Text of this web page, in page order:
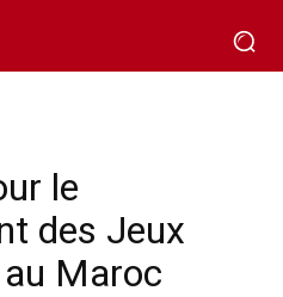
le
des Jeux
Maroc